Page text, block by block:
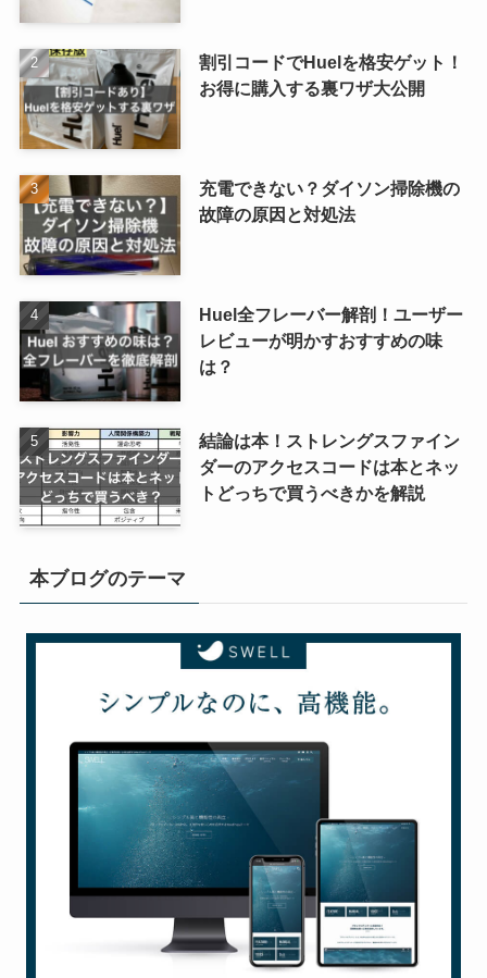
割引コードでHuelを格安ゲット！
お得に購入する裏ワザ大公開
充電できない？ダイソン掃除機の
故障の原因と対処法
Huel全フレーバー解剖！ユーザー
レビューが明かすおすすめの味
は？
結論は本！ストレングスファイン
ダーのアクセスコードは本とネッ
トどっちで買うべきかを解説
本ブログのテーマ